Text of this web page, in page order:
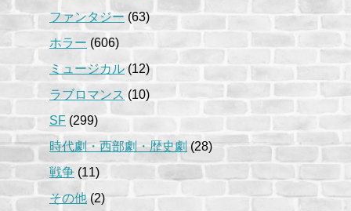
ファンタジー (63)
ホラー (606)
ミュージカル(12)
ラブロマンス (10)
SF (299)
時代劇・西部劇・歴史劇 (28)
戦争 (11)
その他 (2)